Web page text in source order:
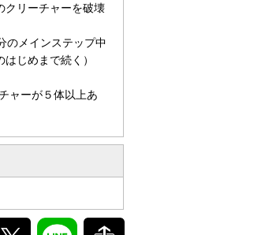
クリーチャーを破壊
のメインステップ中
じめまで続く）
ャーが５体以上あ